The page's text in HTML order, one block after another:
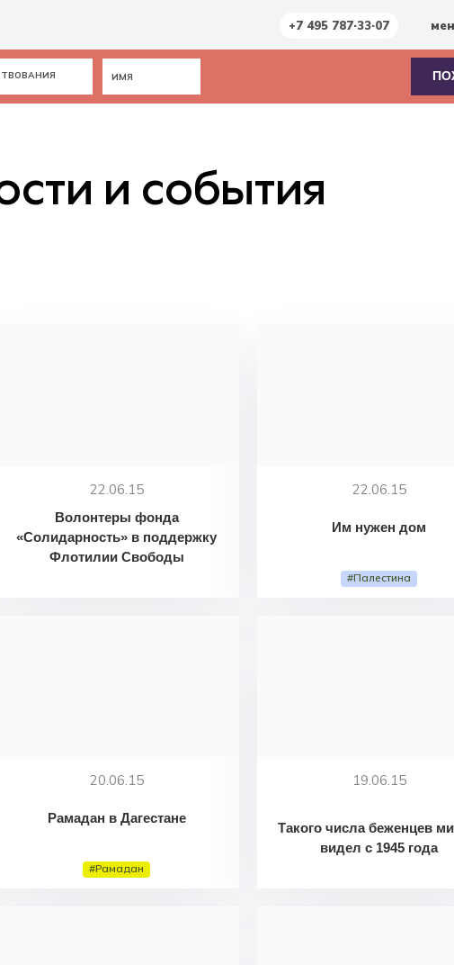
и события
22.06.15
Волонтеры фонда
«Солидарность» в поддержку
Флотилии Свободы
22.06.15
Им нужен дом
#Палестина
20.06.15
Рамадан в Дагестане
#Рамадан
19.06.15
Такого числа беженцев
видел с 1945 года
+7 495 787·33·07